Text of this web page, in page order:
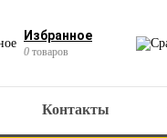
Избранное
0 товаров
Контакты